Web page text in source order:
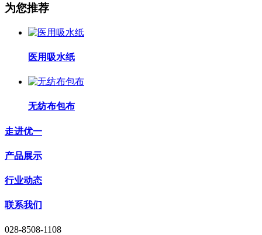
为您推荐
医用吸水纸
无纺布包布
走进优一
产品展示
行业动态
联系我们
028-8508-1108